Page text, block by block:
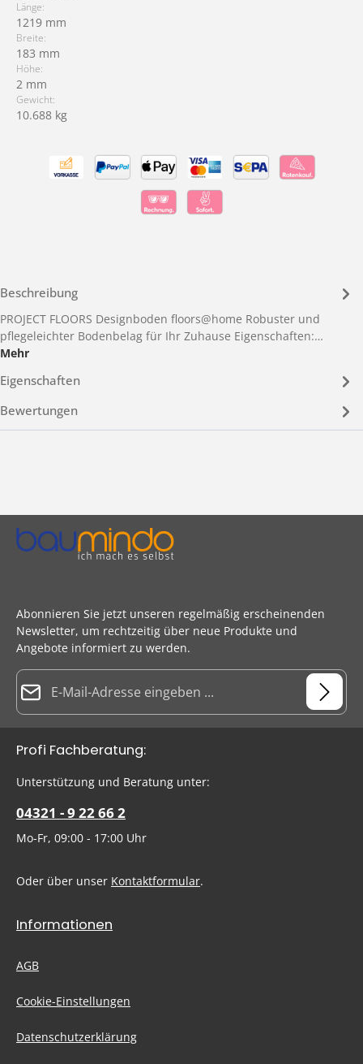
Länge:
1219 mm
Breite:
183 mm
Höhe:
2 mm
Gewicht:
10.688 kg
Beschreibung
PROJECT FLOORS Designboden floors@home Robuster und
pflegeleichter Bodenbelag für Ihr Zuhause Eigenschaften:…
Mehr
Eigenschaften
Bewertungen
Abonnieren Sie jetzt unseren regelmäßig erscheinenden
Newsletter, um rechtzeitig über neue Produkte und
Angebote informiert zu werden.
E-Mail-Adresse*
Datenschutz
Ich habe dieDatenschutzbestimmungen
einverstanden.
Um weiterzugehen, geben Sie die oben abgebildeten Zeichen
ein*
Die mit einem Stern (*) markierten Felder sind Pflichtfelder.
Profi Fachberatung:
Unterstützung und Beratung unter:
04321 - 9 22 66 2
Mo-Fr, 09:00 - 17:00 Uhr
Oder über unser Kontaktformular.
Informationen
AGB
Cookie-Einstellungen
Datenschutzerklärung